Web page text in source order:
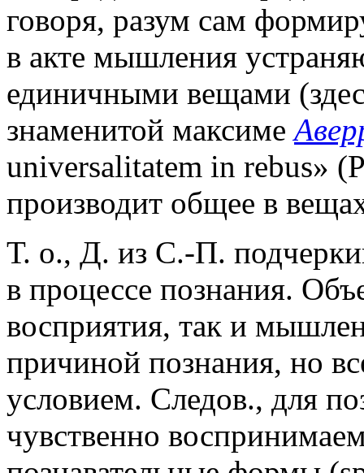
говоря, разум сам
в акте мышления
единичными вещами
знаменитой максиме
universalitatem in rebus»
производит общее в
Т. о., Д. из С.-П.
в процессе познания.
восприятия, так и
причиной познания, но
условием. Следов., для
чувственно